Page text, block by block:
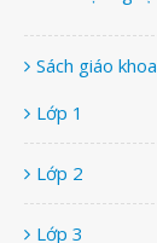
Sách giáo khoa
Lớp 1
Lớp 2
Lớp 3